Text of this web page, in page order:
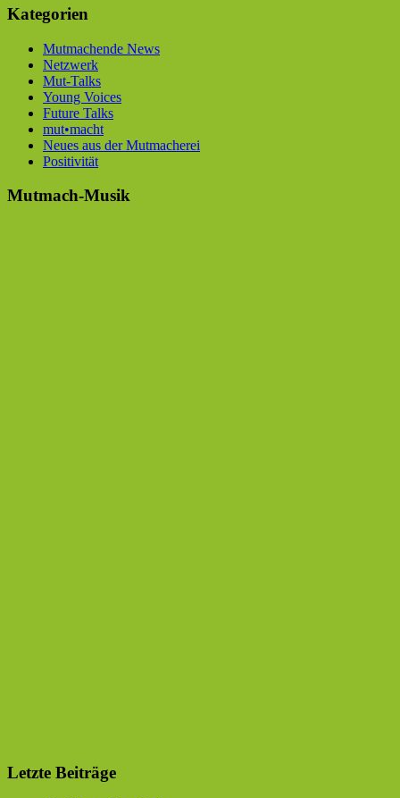
Kategorien
Mutmachende News
Netzwerk
Mut-Talks
Young Voices
Future Talks
mut•macht
Neues aus der Mutmacherei
Positivität
Mutmach-Musik
Letzte Beiträge